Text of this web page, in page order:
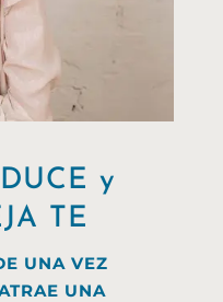
y
TE
UNA VEZ
UNA